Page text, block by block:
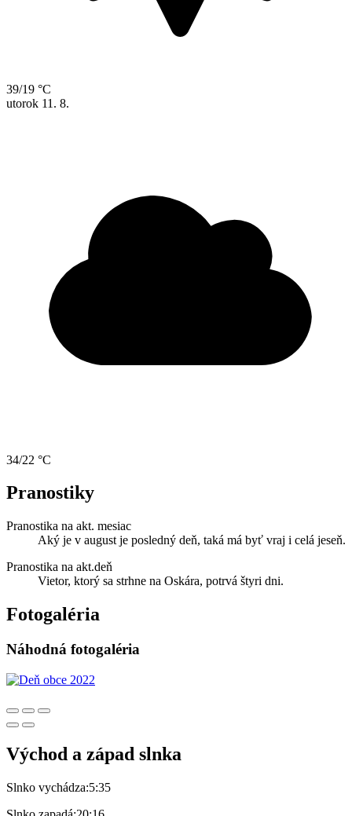
39/19 °C
utorok 11. 8.
34/22 °C
Pranostiky
Pranostika na akt. mesiac
Aký je v august je posledný deň, taká má byť vraj i celá jeseň.
Pranostika na akt.deň
Vietor, ktorý sa strhne na Oskára, potrvá štyri dni.
Fotogaléria
Náhodná fotogaléria
Východ a západ slnka
Slnko vychádza:5:35